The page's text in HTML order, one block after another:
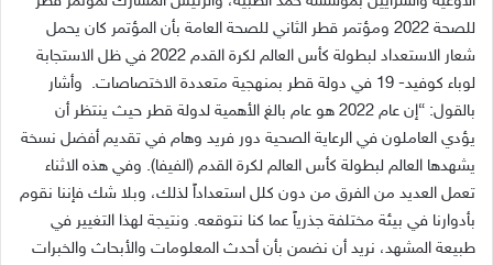
للصحة 2022 ومؤتمر قطر الثاني للصحة العامة بأن المؤتمر كان يحمل
شعار الاستعداد لبطولة كأس العالم لكرة القدم 2022 في ظل الاستجابة
لوباء كوفيد- 19 في دولة قطر بمنهجية متعددة الاختصاصات. وأشار
بالقول: “إن عام 2022 هو عام بالغ الأهمية لدولة قطر حيث ينتظر أن
يؤدي العاملون في الرعاية الصحية دور فريد وهام في تقديم أفضل نسخة
يشهدها العالم لبطولة كأس العالم لكرة القدم (الفيفا). وفي هذه الاثناء
تعمل العديد من الفرق من دون كلل استعداداً لذلك، وبلا شك فإننا نقوم
بأدوارنا في بيئة مختلفة جذرياً عما كنا نتوقعه. ونتيجة لهذا التغيير في
طبيعة المشهد، نريد أن نضمن بأن أحدث المعلومات والأبحاث والخبرات